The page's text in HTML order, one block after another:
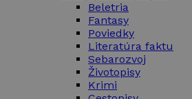
Beletria
Fantasy
Poviedky
Literatúra faktu
Sebarozvoj
Životopisy
Krimi